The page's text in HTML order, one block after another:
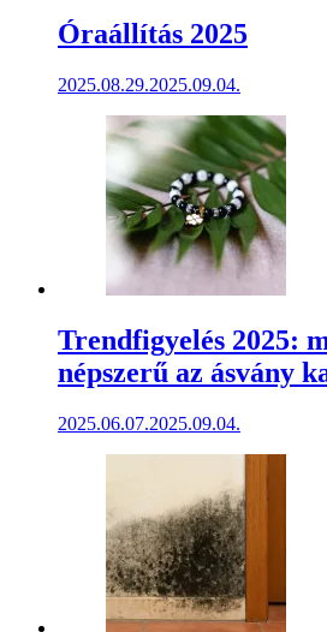
Óraállítás 2025
2025.08.29.2025.09.04.
Trendfigyelés 2025:
népszerű az ásvány
2025.06.07.2025.09.04.